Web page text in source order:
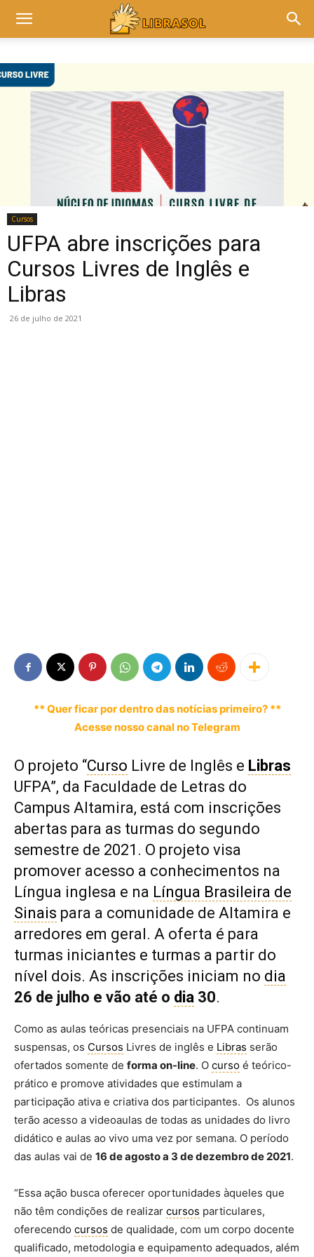
Cursos
UFPA abre inscrições para
Cursos Livres de Inglês e
Libras
26 de julho de 2021
** Quer ficar por dentro das notícias primeiro? **
Acesse nosso canal no Telegram
O projeto “Curso Livre de Inglês e Libras
UFPA”, da Faculdade de Letras do
Campus Altamira, está com inscrições
abertas para as turmas do segundo
semestre de 2021. O projeto visa
promover acesso a conhecimentos na
Língua inglesa e na Língua Brasileira de
Sinais para a comunidade de Altamira e
arredores em geral. A oferta é para
turmas iniciantes e turmas a partir do
nível dois. As inscrições iniciam no dia
26 de julho e vão até o dia 30.
Como as aulas teóricas presenciais na UFPA continuam
suspensas, os Cursos Livres de inglês e Libras serão
ofertados somente de forma on-line. O curso é teórico-
prático e promove atividades que estimulam a
participação ativa e criativa dos participantes. Os alunos
terão acesso a videoaulas de todas as unidades do livro
didático e aulas ao vivo uma vez por semana. O período
das aulas vai de 16 de agosto a 3 de dezembro de 2021.
“Essa ação busca oferecer oportunidades àqueles que
não têm condições de realizar cursos particulares,
oferecendo cursos de qualidade, com um corpo docente
qualificado, metodologia e equipamento adequados, além